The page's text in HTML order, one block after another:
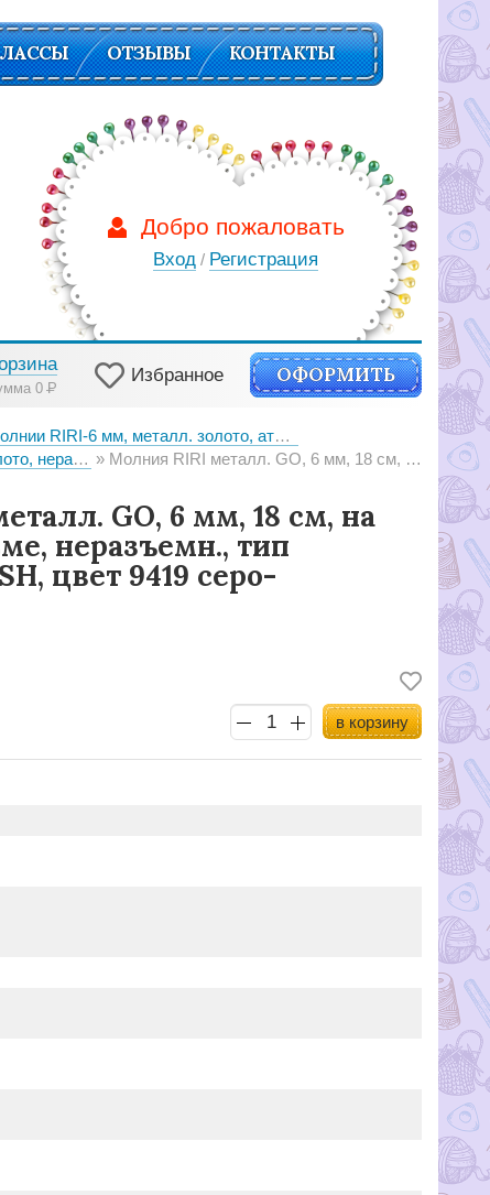
ОТЗЫВЫ КОНТАКТЫ
Добро пожаловать
Вход / Регистрация
0Р
Избранное ОФОРМИТЬ
RIRI-6 мм, металл. золото, атлас, подвеска FLASH
FLASH, Молния RIRI металл. GO, 6 мм, 18 см, на атласной тесьме, неразъемн., тип подвески FLASH, цвет 9419 серо-сиреневый
GO, 6 мм, 18 см, на
неразъемн., тип
цвет 9419 серо-
в корзину